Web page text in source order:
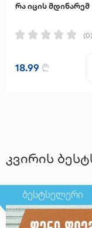
რა იცის მდინარემ
(0)
18.99 ₾
კვირის
ბესტსელერი